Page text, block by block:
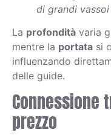
di grandi
La profondità varia
mentre la portata si
influenzando
delle guide.
Connessione
prezzo